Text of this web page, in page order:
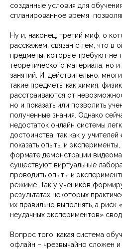
созданные условия для
спланированное время
Ну и, наконец, третий миф, о
расскажем, связан с тем, что в
предметы, которые требуют не
теоретического материала, но
занятий. И, действительно,
такие предметы как химия,
расстраиваются от
но и показать или позволить
полученные знания. Однако
недостаток онлайн системы
достоинства, так как у
показать опыты и
формате демонстрации
существуют виртуальные
проводить опыты и
режиме. Так у учеников
результатах некоторых
их правильно выполнять, а риск
неудачных экспериментов»
Вопрос того, какая система
офлайн – чрезвычайно сложен